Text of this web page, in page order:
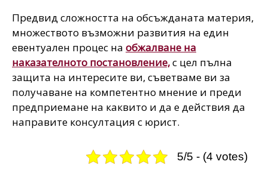
Предвид сложността на обсъжданата материя,
множеството възможни развития на един
евентуален процес на обжалване на
наказателното постановление,с цел пълна
защита на интересите ви, съветваме ви за
получаване на компетентно мнение и преди
предприемане на каквито и да е действия да
направите консултация с юрист.
5/5 - (4 votes)